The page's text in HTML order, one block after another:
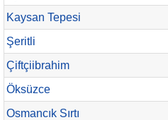
Kaysan Tepesi
Şeritli
Çiftçiibrahim
Öksüzce
Osmancık Sırtı